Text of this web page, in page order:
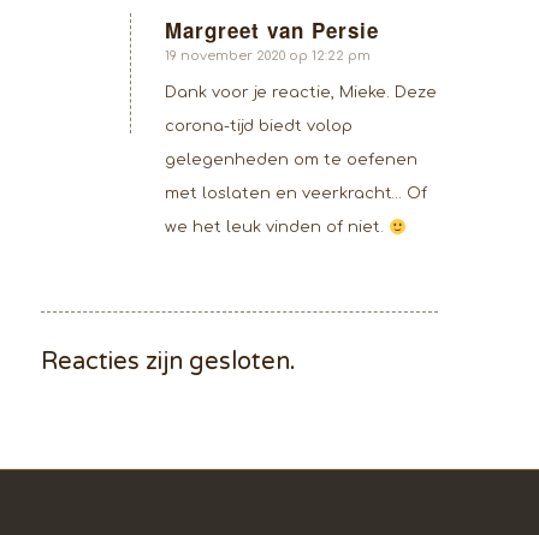
Margreet van Persie
zegt:
19 november 2020 op 12:22 pm
Dank voor je reactie, Mieke. Deze
corona-tijd biedt volop
gelegenheden om te oefenen
met loslaten en veerkracht… Of
we het leuk vinden of niet.
Reacties zijn gesloten.